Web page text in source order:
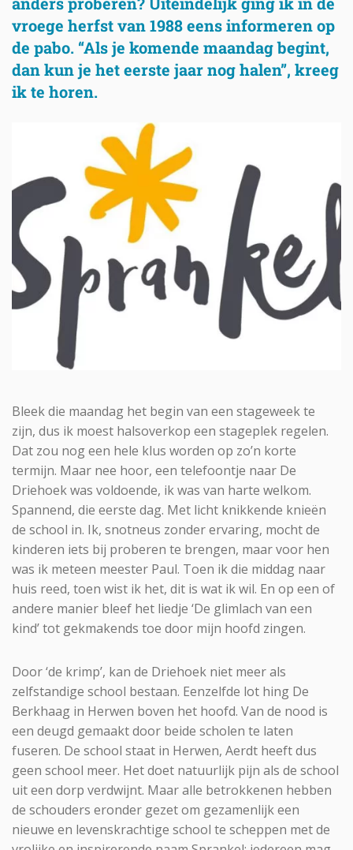
vroege herfst van 1988 eens informeren op
de pabo. “Als je komende maandag begint,
dan kun je het eerste jaar nog halen”, kreeg
ik te horen.
Bleek die maandag het begin van een stageweek te
zijn, dus ik moest halsoverkop een stageplek regelen.
Dat zou nog een hele klus worden op zo’n korte
termijn. Maar nee hoor, een telefoontje naar De
Driehoek was voldoende, ik was van harte welkom.
Spannend, die eerste dag. Met licht knikkende knieën
de school in. Ik, snotneus zonder ervaring, mocht de
kinderen iets bij proberen te brengen, maar voor hen
was ik meteen meester Paul. Toen ik die middag naar
huis reed, toen wist ik het, dit is wat ik wil. En op een of
andere manier bleef het liedje ‘De glimlach van een
kind’ tot gekmakends toe door mijn hoofd zingen.
Door ‘de krimp’, kan de Driehoek niet meer als
zelfstandige school bestaan. Eenzelfde lot hing De
Berkhaag in Herwen boven het hoofd. Van de nood is
een deugd gemaakt door beide scholen te laten
fuseren. De school staat in Herwen, Aerdt heeft dus
geen school meer. Het doet natuurlijk pijn als de school
uit een dorp verdwijnt. Maar alle betrokkenen hebben
de schouders eronder gezet om gezamenlijk een
nieuwe en levenskrachtige school te scheppen met de